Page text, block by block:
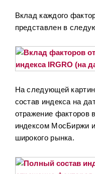
Вклад каждого
представлен в
На следующей
состав индекса на
отражение факторов
индексом МосБиржи
широкого рынка.